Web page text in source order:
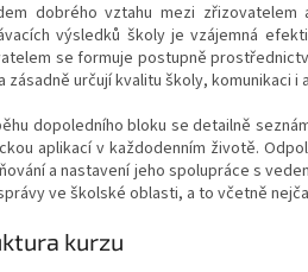
dobrého vztahu mezi
výsledků školy je vzájemná
se formuje postupně
zásadně určují kvalitu školy, komunikaci i
dopoledního bloku se detailně
aplikací v každodenním životě.
a nastavení jeho spolupráce s
ve školské oblasti, a to včetně
kurzu